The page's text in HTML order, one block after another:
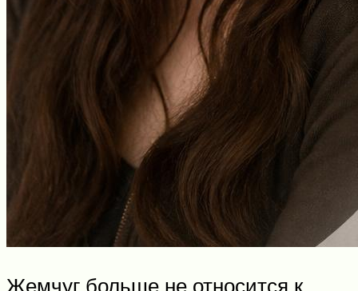
Жемчуг больше не относится к